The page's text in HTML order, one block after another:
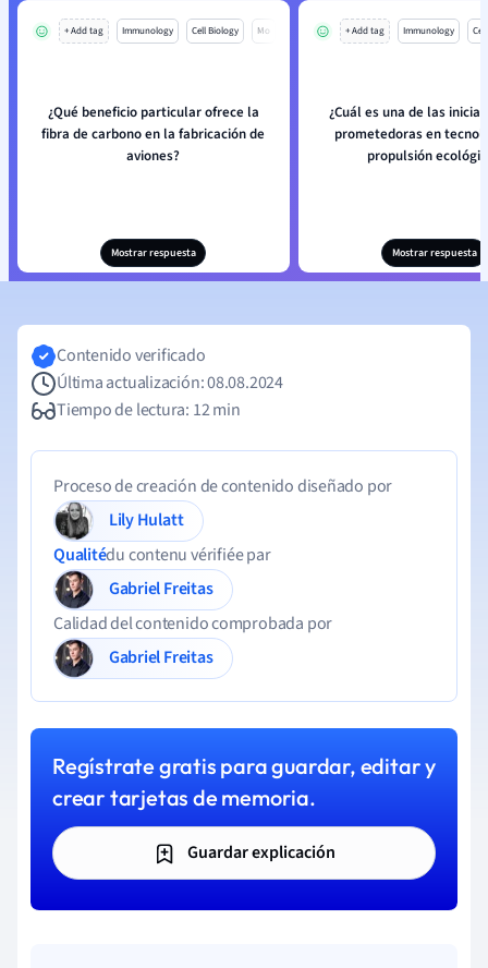
+ Add tag Immunology Cell Biology Mo
¿Qué beneficio particular ofrece la
fibra de carbono en la fabricación de
aviones?
Mostrar respuesta
+ Add tag Immunology
¿Cuál es una de las
prometedoras en
propulsión
Mostrar respuesta
Contenido verificado
Última actualización: 08.08.2024
Tiempo de lectura: 12 min
Proceso de creación de contenido diseñado por
Lily Hulatt
Qualitédu contenu vérifiée par
Gabriel Freitas
Calidad del contenido comprobada por
Gabriel Freitas
Regístrate gratis para guardar, editar y
crear tarjetas de memoria.
Guardar explicación